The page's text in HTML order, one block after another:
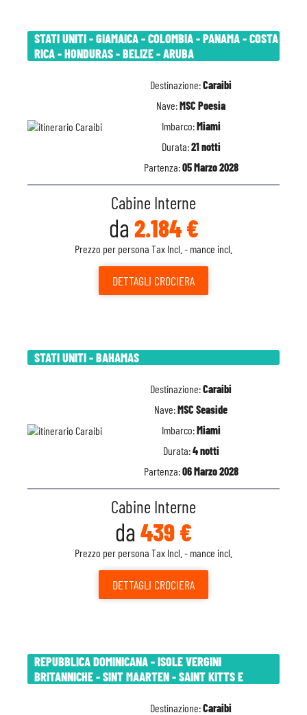
STATI UNITI - GIAMAICA - COLOMBIA - PANAMA - COSTA
RICA - HONDURAS - BELIZE - ARUBA
Destinazione:Caraibi
Nave:MSC Poesia
Imbarco:Miami
Durata:21 notti
Partenza:05 Marzo 2028
Cabine Interne
da 2.184 €
Prezzo per persona Tax Incl. - mance incl.
DETTAGLI CROCIERA
STATI UNITI - BAHAMAS
Destinazione:Caraibi
Nave:MSC Seaside
Imbarco:Miami
Durata:4 notti
Partenza:06 Marzo 2028
Cabine Interne
da 439 €
Prezzo per persona Tax Incl. - mance incl.
DETTAGLI CROCIERA
REPUBBLICA DOMINICANA - ISOLE VERGINI
BRITANNICHE - SINT MAARTEN - SAINT KITTS E
Destinazione:Caraibi